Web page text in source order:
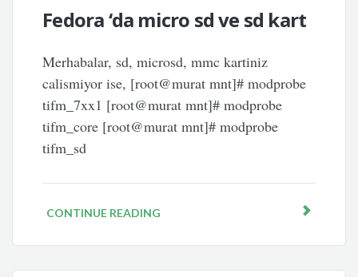
Fedora ‘da micro sd ve sd kart
Merhabalar, sd, microsd, mmc kartiniz
calismiyor ise, [root@murat mnt]# modprobe
tifm_7xx1 [root@murat mnt]# modprobe
tifm_core [root@murat mnt]# modprobe
tifm_sd
CONTINUE READING